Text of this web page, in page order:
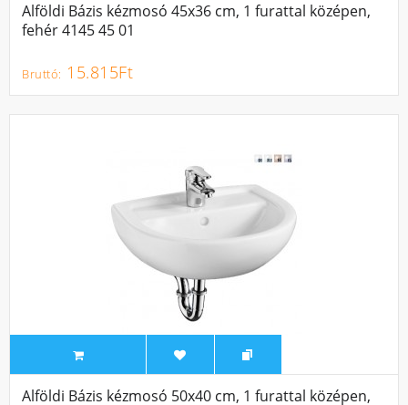
Alföldi Bázis kézmosó 45x36 cm, 1 furattal középen,
fehér 4145 45 01
15.815Ft
Alföldi Bázis kézmosó 50x40 cm, 1 furattal középen,